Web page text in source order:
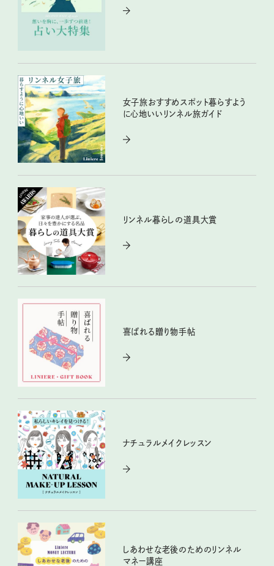
女子旅おすすめスポット暮らすよう
に心地いいリンネル旅ガイド
リンネル暮らしの道具大賞
喜ばれる贈り物手帖
ナチュラルメイクレッスン
しあわせな老後のためのリンネル
マネー講座